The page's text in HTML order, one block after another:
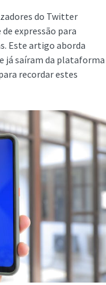
do Twitter
expressão para
Este artigo aborda
já saíram da plataforma
recordar estes